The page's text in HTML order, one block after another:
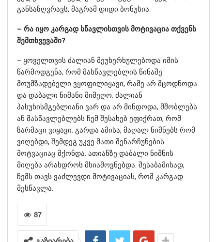
განსაზღვრავს, მაგრამ დიდი ბონუსია.
– რა იყო კარგად სწავლისთვის მოტივაცია თქვენს
შემთხვევაში?
– ყოველთვის ძალიან მეუხერხულებოდა იმის
წარმოდგენა, რომ მასწავლებლის წინაშე
მოუმზადებელი ვყოფილიყავი, რამე არ მცოდნოდა
და დაბალი ნიშანი მიმეღო. ძალიან
პასუხისმგებლიანი ვარ და არ მინდოდა, მშობლებს
ან მასწავლებლებს ჩემ შესახებ ეფიქრათ, რომ
ზარმაცი ვიყავი. გარდა ამისა, მაღალ ნიშნებს რომ
ვიღებდი, შემდეგ უკვე მათი შენარჩუნების
მოტვაციაც მქონდა. ათიანზე დაბალი ნიშნის
მიღება არასდროს მსიამოვნებდა. შესაბამისად,
ჩემს თავს ვაძლევდი მოტივაციას, რომ კარგად
მესწავლა.
87